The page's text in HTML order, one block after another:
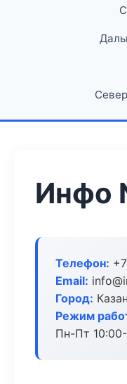
Инфо
Телефон:
Email:
Город:
Режим
Пн-Пт